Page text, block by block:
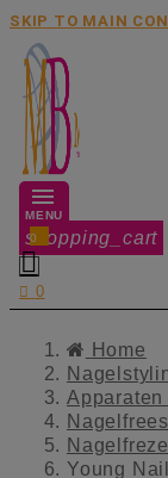
SKIP TO MAIN
MENU
shopping_cart
0

 0
Home
Apparaten
Young